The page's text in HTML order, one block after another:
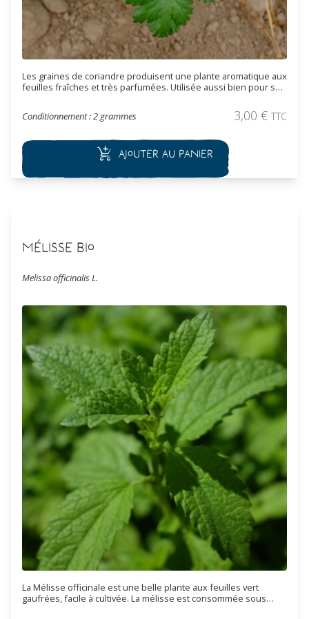
Les graines de coriandre produisent une plante aromatique aux
feuilles fraîches et très parfumées. Utilisée aussi bien pour son
et indispensable au potager comme en cuisine. Semences
reproductibles.
Conditionnement : 2 grammes 3,00 € TTC
Ajouter au panier
Mélisse Bio
Melissa officinalis L.
La Mélisse officinale est une belle plante aux feuilles vert
gaufrées, facile à cultivée. La mélisse est consommée sous